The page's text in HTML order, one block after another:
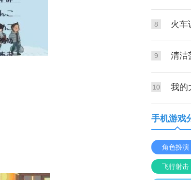
8 火车
9 清洁
10 我的
手机游戏
角色扮演
飞行射击